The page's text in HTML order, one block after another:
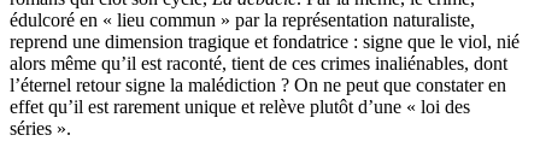
édulcoré en « lieu commun » par la représentation naturaliste,
reprend une dimension tragique et fondatrice : signe que le viol, nié
alors même qu’il est raconté, tient de ces crimes inaliénables, dont
l’éternel retour signe la malédiction ? On ne peut que constater en
effet qu’il est rarement unique et relève plutôt d’une « loi des
séries ».